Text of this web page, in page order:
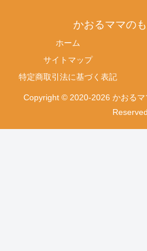
かおるママの
ホーム
サイトマップ
特定商取引法に基づく表記
Copyright © 2020-2026 かおる